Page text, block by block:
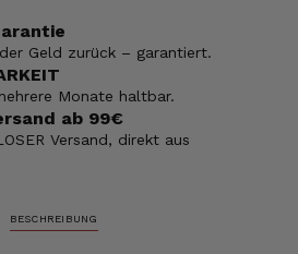
Geld zurück – garantiert.
Monate haltbar.
ab 99€
Versand, direkt aus
BESCHREIBUNG